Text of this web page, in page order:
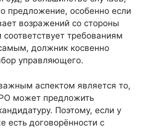
предложение, особенно если
возражений со стороны
соответствует требованиям
должник косвенно
управляющего.
аспектом является то,
может предложить
Поэтому, если у
есть договорённости с